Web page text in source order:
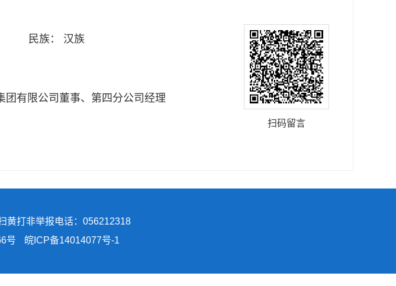
民族： 汉族
团有限公司董事、第四分公司经理
扫码留言
黄打非举报电话：056212318
号
皖ICP备14014077号-1